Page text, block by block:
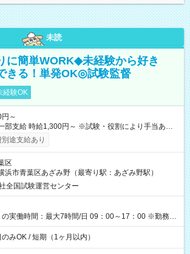
未読
に簡単WORK◆未経験から好き
きる！単発OK◎試験監督
経験OK
～
験・役割により手当あり
により昇給あり 【即給（前払い）オプションあ
望される場合、勤務から1週間ほどで給与の一部を受け
塾模擬試験 8:30～17:30（休憩1時間） 時給1,300円
収10,400円＋交通費 ※当日の役割により時給＋100
り ・国家試験 7:00～13:30（休憩なし） 時給1,300
＋100円）×6時間＝日収8,400円＋交通費 【試用期
間なし
途支給あり
区
浜市青葉区あざみ野（最寄り駅：あざみ野駅）
全国試験運営センター
の実働時間：最大7時間/日 09：00～17：00 ※勤務時
より異なります。
みOK / 短期（1ヶ月以内）